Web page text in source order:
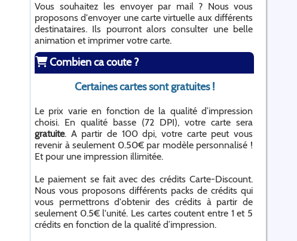
Vous souhaitez les envoyer par mail ? Nous vous
proposons d'envoyer une carte virtuelle aux différents
destinataires. Ils pourront alors consulter une belle
animation et imprimer votre carte.
Combien ca coute ?
Certaines cartes sont gratuites !
Le prix varie en fonction de la qualité d’impression
choisi. En qualité basse (72 DPI), votre carte sera
gratuite. A partir de 100 dpi, votre carte peut vous
revenir à seulement 0.50€ par modèle personnalisé !
Et pour une impression illimitée.
Le paiement se fait avec des crédits Carte-Discount.
Nous vous proposons différents packs de crédits qui
vous permettrons d'obtenir des crédits à partir de
seulement 0.5€ l'unité. Les cartes coutent entre 1 et 5
crédits en fonction de la qualité d’impression.